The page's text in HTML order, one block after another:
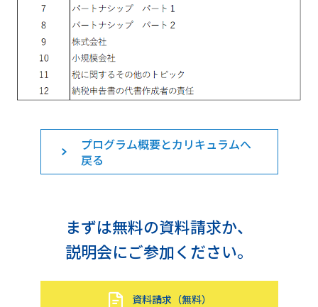
プログラム概要とカリキュラムへ
戻る
まずは無料の資料請求か、
説明会にご参加ください。
資料請求（無料）